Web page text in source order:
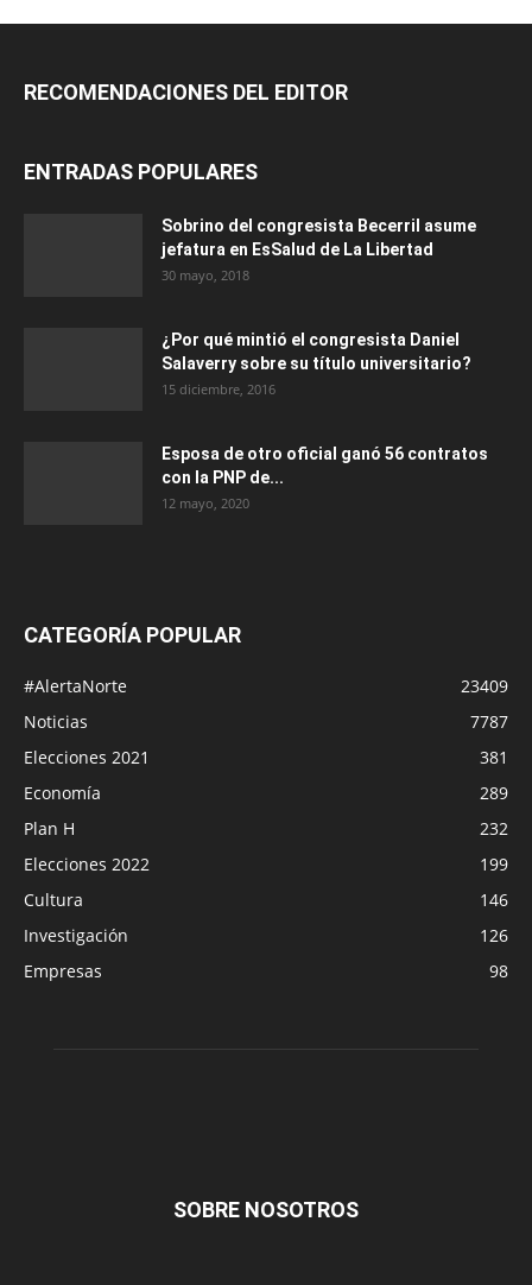
RECOMENDACIONES DEL EDITOR
ENTRADAS POPULARES
Sobrino del congresista Becerril asume
jefatura en EsSalud de La Libertad
30 mayo, 2018
¿Por qué mintió el congresista Daniel
Salaverry sobre su título universitario?
15 diciembre, 2016
Esposa de otro oficial ganó 56 contratos
con la PNP de...
12 mayo, 2020
CATEGORÍA POPULAR
#AlertaNorte
23409
Noticias
7787
Elecciones 2021
381
Economía
289
Plan H
232
Elecciones 2022
199
Cultura
146
Investigación
126
Empresas
98
SOBRE NOSOTROS